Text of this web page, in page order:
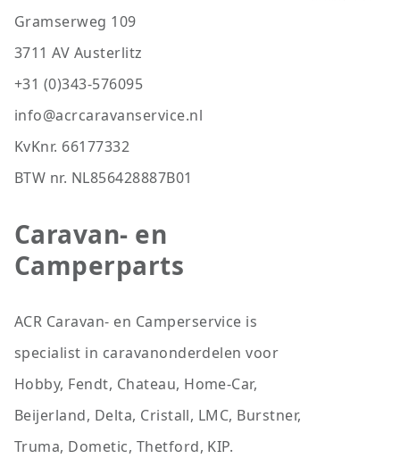
Gramserweg 109
3711 AV Austerlitz
+31 (0)343-576095
info@acrcaravanservice.nl
KvKnr. 66177332
BTW nr. NL856428887B01
Caravan- en
Camperparts
ACR Caravan- en Camperservice is
specialist in caravanonderdelen voor
Hobby, Fendt, Chateau, Home-Car,
Beijerland, Delta, Cristall, LMC, Burstner,
Truma, Dometic, Thetford, KIP.